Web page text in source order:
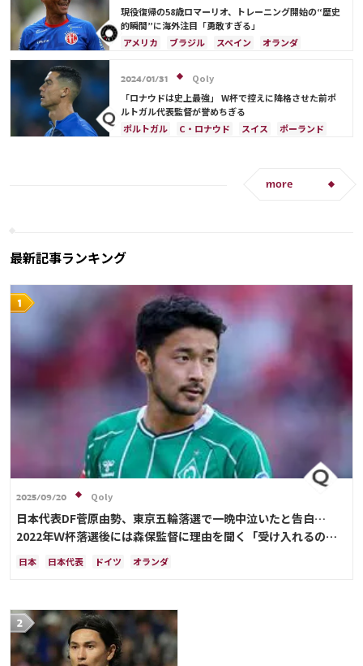
現役復帰の58歳ロマーリオ、トレーニング開始の“歴史
的瞬間”に海外注目「勇敢すぎる」
アメリカ
ブラジル スペイン
オランダ
2024/01/31
Qoly
「ロナウドは史上最強」 W杯で控えに降格させた前ポ
ルトガル代表監督が誉めちぎる
ポルトガル
C・ロナウド スイス ポーランド
more
最新記事ランキング
2025/09/20 Qoly
日本代表DF菅原由勢、東京五輪落選で一晩中泣いたと告白…
2022年Ｗ杯落選後には森保監督に理由を聞く「受け入れるのは
難しかった」
日本 日本代表 ドイツ オランダ